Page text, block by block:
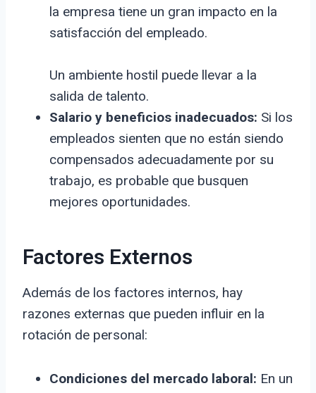
la empresa tiene un gran impacto en la
satisfacción del empleado.
Un ambiente hostil puede llevar a la
salida de talento.
Salario y beneficios inadecuados: Si los
empleados sienten que no están siendo
compensados adecuadamente por su
trabajo, es probable que busquen
mejores oportunidades.
Factores Externos
Además de los factores internos, hay
razones externas que pueden influir en la
rotación de personal:
Condiciones del mercado laboral: En un